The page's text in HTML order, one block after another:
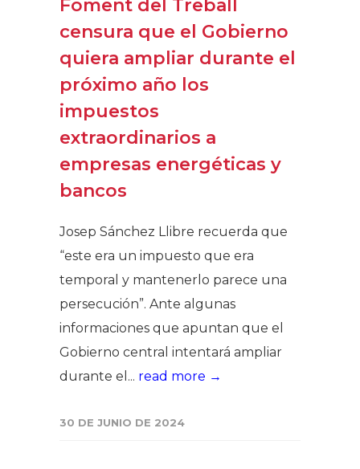
Foment del Treball
censura que el Gobierno
quiera ampliar durante el
próximo año los
impuestos
extraordinarios a
empresas energéticas y
bancos
Josep Sánchez Llibre recuerda que
“este era un impuesto que era
temporal y mantenerlo parece una
persecución”. Ante algunas
informaciones que apuntan que el
Gobierno central intentará ampliar
durante el... read more →
30 DE JUNIO DE 2024